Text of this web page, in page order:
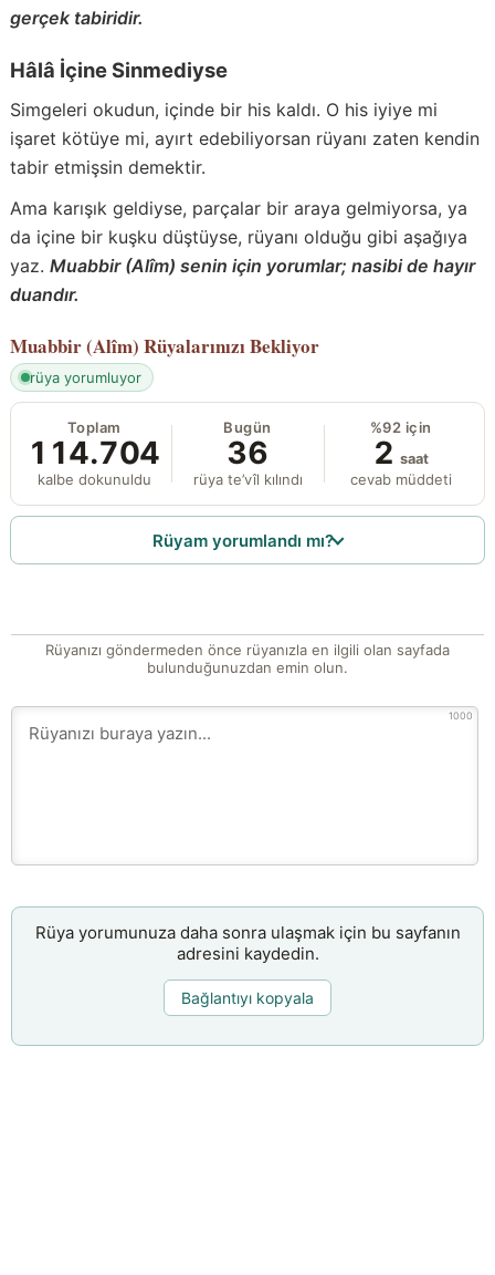
gerçek tabiridir.
Hâlâ İçine Sinmediyse
Simgeleri okudun, içinde bir his kaldı. O his iyiye mi
işaret kötüye mi, ayırt edebiliyorsan rüyanı zaten kendin
tabir etmişsin demektir.
Ama karışık geldiyse, parçalar bir araya gelmiyorsa, ya
da içine bir kuşku düştüyse, rüyanı olduğu gibi aşağıya
yaz. Muabbir (Alîm) senin için yorumlar; nasibi de hayır
duandır.
Muabbir (Alîm) Rüyalarınızı Bekliyor
rüya yorumluyor
Toplam
114.704
kalbe dokunuldu
Bugün
36
rüya te’vîl kılındı
%92 için
2 saat
cevab müddeti
Rüyam yorumlandı mı?
Rüyanızı göndermeden önce rüyanızla en ilgili olan sayfada
bulunduğunuzdan emin olun.
1000
Rüya yorumunuza daha sonra ulaşmak için bu sayfanın
adresini kaydedin.
Bağlantıyı kopyala